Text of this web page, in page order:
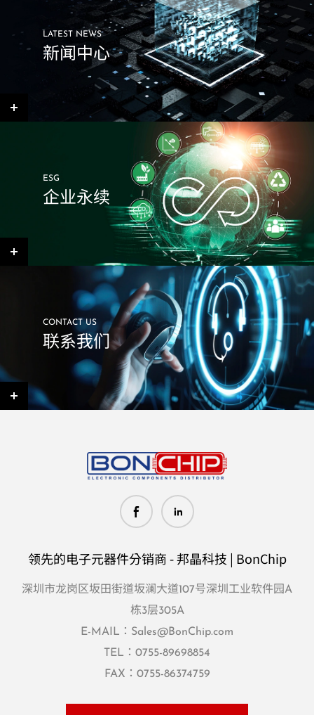
LATEST NEWS
新闻中心
ESG
企业永续
CONTACT US
联系我们
领先的电子元器件分销商 - 邦晶科技 | BonChip
深圳市龙岗区坂田街道坂澜大道107号深圳工业软件园A
栋3层305A
E-MAIL： Sales@BonChip.com
TEL： 0755-89698854
FAX：0755-86374759